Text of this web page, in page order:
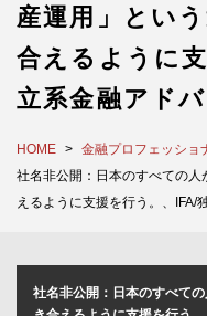
産運用」とい
合えるように
立系金融アド
HOME
金融プロフェッショ
社名非公開：日本のすべての
えるように支援を行う。、IFA/
社名非公開：日本のすべて